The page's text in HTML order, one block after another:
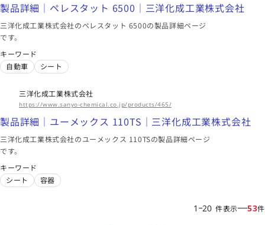
製品詳細｜ペレスタット 6500｜三洋化成工業株式会社
三洋化成工業株式会社のペレスタット 6500の製品詳細ページ
です。
キーワード
自動車
シート
三洋化成工業株式会社
https://www.sanyo-chemical.co.jp/products/465/
製品詳細｜ユーメックス 110TS｜三洋化成工業株式会社
三洋化成工業株式会社のユーメックス 110TSの製品詳細ページ
です。
キーワード
シート
容器
1 20 件表示 53件